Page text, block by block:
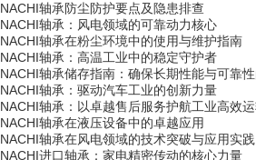
NACHI轴承防尘防护要点及隐患排查
NACHI轴承：风电领域的可靠动力核心
NACHI轴承在粉尘环境中的使用与维护指南
NACHI轴承：高温工业中的稳定守护者
NACHI轴承储存指南：确保长期性能与可靠
NACHI轴承：驱动汽车工业的创新力量
NACHI轴承：以卓越售后服务护航工业高效
NACHI轴承在液压设备中的卓越应用
NACHI轴承在风电领域的技术突破与应用实践
NACHI进口轴承：家电精密传动的核心力量